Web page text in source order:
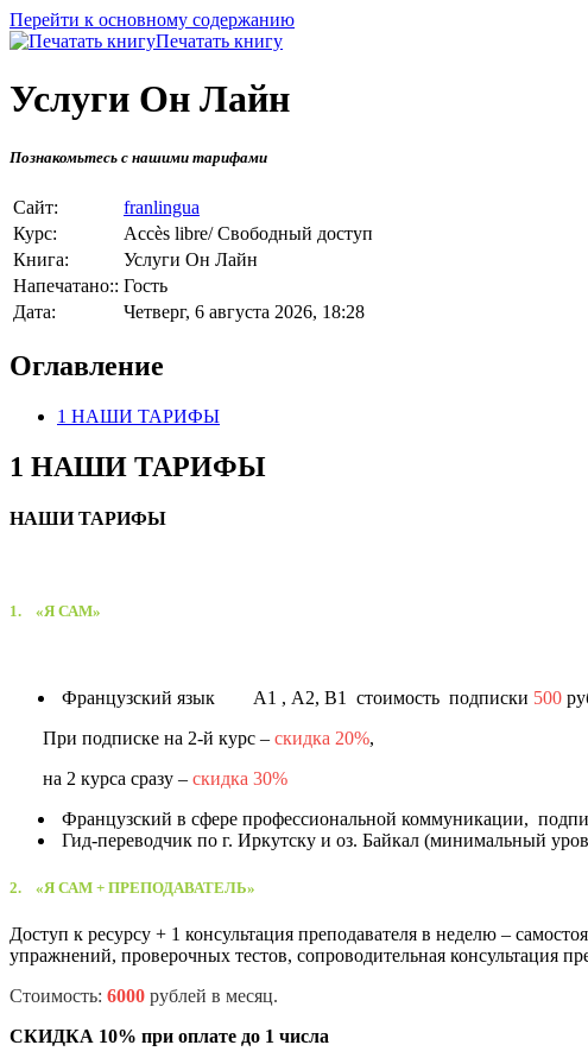
Перейти к основному содержанию
Печатать книгу
Услуги Он Лайн
Познакомьтесь с нашими тарифами
Сайт:
franlingua
Курс:
Accès libre/ Свободный доступ
Книга:
Услуги Он Лайн
Напечатано:: Гость
Дата:
Четверг, 6 августа 2026, 18:28
Оглавление
1 НАШИ ТАРИФЫ
1 НАШИ ТАРИФЫ
НАШИ ТАРИФЫ
1. «Я САМ»
Французский язык А1 , А2, В1 стоимость подписки 500
При подписке на 2-й курс – скидка 20%,
на 2 курса сразу – скидка 30%
Французский в сфере профессиональной коммуникации,
Гид-переводчик по г. Иркутску и оз. Байкал (минимальный
2. «Я САМ + ПРЕПОДАВАТЕЛЬ»
Доступ к ресурсу + 1 консультация преподавателя в неделю –
упражнений, проверочных тестов, сопроводительная консультация
Стоимость: 6000 рублей в месяц.
СКИДКА 10% при оплате до 1 числа